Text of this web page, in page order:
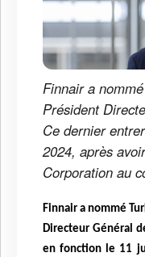
Finnair a
Président
Ce dernier
2024, après
Corporation au
Finnair a nommé
Directeur Général
en fonction le 11